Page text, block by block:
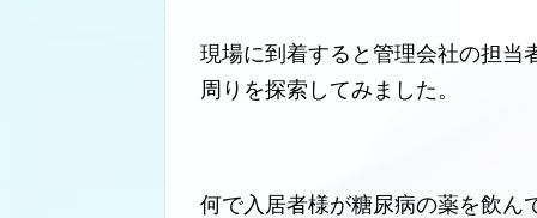
現場に到着すると管理会社の担当
周りを探索してみました。
何で入居者様が糖尿病の薬を飲ん